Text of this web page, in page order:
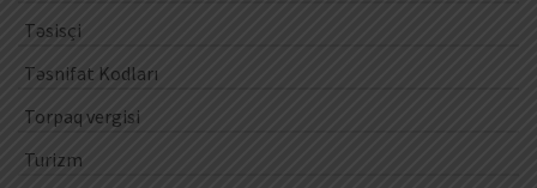
Təsisçi
Təsnifat Kodları
Torpaq vergisi
Turizm